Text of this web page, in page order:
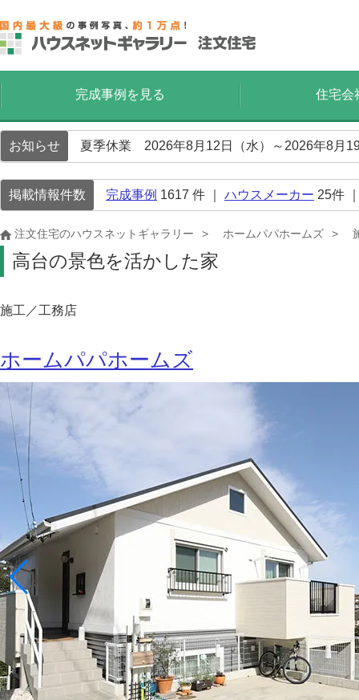
完成事例を見る 住宅会
お知らせ 夏季休業 2026年8月12日（水）～2026年8月
掲載情報件数 完成事例 1617 件 ｜ ハウスメーカー 25件
注文住宅のハウスネットギャラリー ホームパパホームズ
高台の景色を活かした家
施工／工務店
ホームパパホームズ